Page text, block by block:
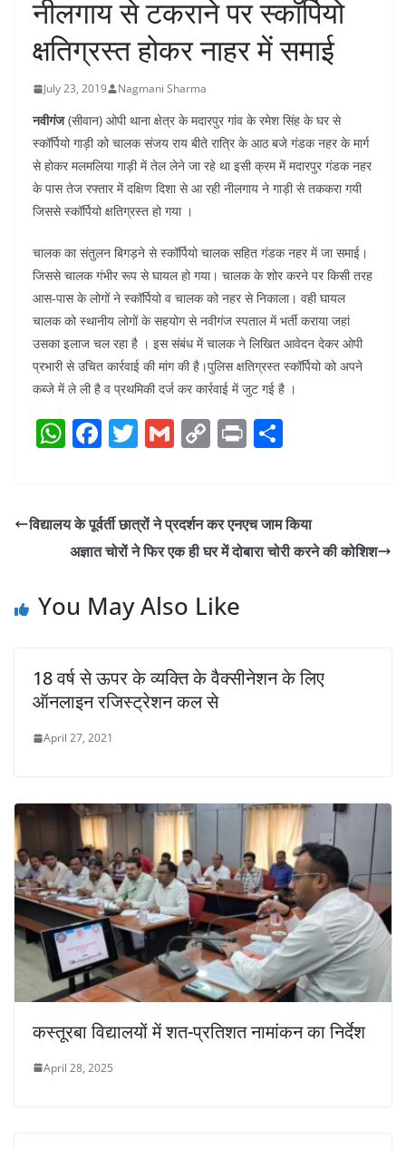
नीलगाय से टकराने पर स्कॉर्पियो
क्षतिग्रस्त होकर नाहर में समाई
July 23, 2019 Nagmani Sharma
नवीगंज(सीवान) ओपी थाना क्षेत्र के मदारपुर गांव के रमेश सिंह के घर से
स्कॉर्पियो गाड़ी को चालक संजय राय बीते रात्रि के आठ बजे गंडक नहर के मार्ग
से होकर मलमलिया गाड़ी में तेल लेने जा रहे था इसी क्रम में मदारपुर गंडक नहर
के पास तेज रफ्तार में दक्षिण दिशा से आ रही नीलगाय ने गाड़ी से तककरा गयी
जिससे स्कॉर्पियो क्षतिग्रस्त हो गया ।
चालक का संतुलन बिगड़ने से स्कॉर्पियो चालक सहित गंडक नहर में जा समाई।
जिससे चालक गंभीर रूप से घायल हो गया। चालक के शोर करने पर किसी तरह
आस-पास के लोगों ने स्कॉर्पियो व चालक को नहर से निकाला। वही घायल
चालक को स्थानीय लोगों के सहयोग से नवीगंज स्पताल में भर्ती कराया जहां
उसका इलाज चल रहा है । इस संबंध में चालक ने लिखित आवेदन देकर ओपी
प्रभारी से उचित कार्रवाई की मांग की है।पुलिस क्षतिग्रस्त स्कॉर्पियो को अपने
कब्जे में ले ली है व प्रथमिकी दर्ज कर कार्रवाई में जुट गई है ।
W
s
A
p
F
e
b
o
T
er
G
l
C
y
Li
k
Pr
e
विद्यालय के पूर्वर्ती छात्रों ने प्रदर्शन कर एनएच जाम किया
अज्ञात चोरों ने फिर एक ही घर में दोबारा चोरी करने की कोशिश
You May Also Like
18 वर्ष से ऊपर के व्यक्ति के वैक्सीनेशन के लिए
ऑनलाइन रजिस्ट्रेशन कल से
April 27, 2021
कस्तूरबा विद्यालयों में शत-प्रतिशत नामांकन का निर्देश
April 28, 2025